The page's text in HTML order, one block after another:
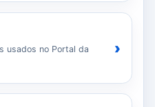
usados no Portal da
›